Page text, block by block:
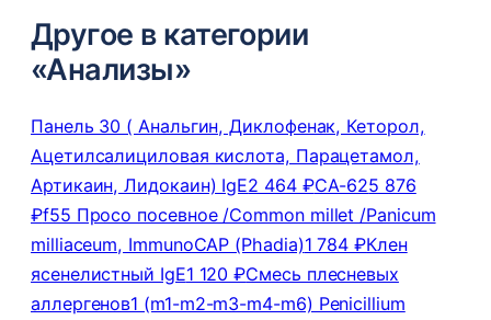
Другое в категории
«Анализы»
Панель 30 ( Анальгин, Диклофенак, Кеторол,
Ацетилсалициловая кислота, Парацетамол,
Артикаин, Лидокаин) IgE2 464 ₽СА-625 876
₽f55 Просо посевное /Common millet /Panicum
milliaceum, ImmunoCAP (Phadia)1 784 ₽Клен
ясенелистный IgE1 120 ₽Смесь плесневых
аллергенов1 (m1-m2-m3-m4-m6) Penicillium